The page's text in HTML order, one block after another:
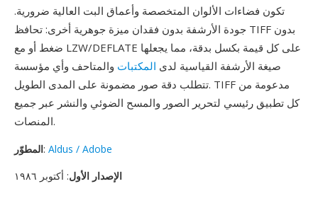
تكون فضاءات الألوان المتخصصة وأعماق البت العالية ضرورية.
جودة الأرشفة بدون فقدان ميزة جوهرية أخرى: تحافظ TIFF بدون
ضغط أو مع LZW/DEFLATE على كل قيمة بكسل بدقة، مما يجعلها
صيغة الأرشفة القياسية لدى المكتبات والمتاحف وأي مؤسسة
تتطلب دقة صور مضمونة على المدى الطويل. TIFF مدعومة من
كل تطبيق رئيسي لتحرير الصور والمسح الضوئي والنشر عبر جميع
المنصات.
المطوّر: Aldus / Adobe
الإصدار الأول: أكتوبر ١٩٨٦